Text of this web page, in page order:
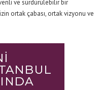
ve sürdürülebilir bir
ortak çabası, ortak vizyonu ve